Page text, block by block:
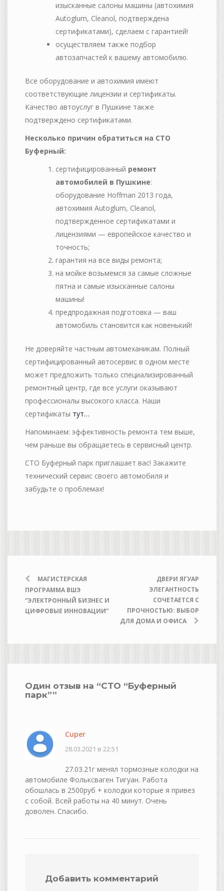
изысканные салоны машины (автохимия
Autoglum, Cleanol, подтверждена
сертификатами), сделаем с гарантией!
осуществляем также подбор
автозапчастей к вашему автомобилю.
Все оборудование и автохимия имеют
соответствующие лицензии и сертификаты.
Качество автоуслуг в Пушкине также
подтверждено сертификатами.
Несколько причин обратиться на СТО
Буферный:
сертифицированный ремонт
автомобилей в Пушкине:
оборудование Hoffman 2013 года,
автохимия Autoglum, Cleanol,
подтвержденное сертификатами и
лицензиями — европейское качество и
точность;
гарантия на все виды ремонта;
на мойке возьмемся за самые сложные
пятна и самые изысканные салоны
машины!
предпродажная подготовка — ваш
автомобиль становится как новенький!
Не доверяйте частным автомеханикам. Полный
сертифицированный автосервис в одном месте
может предложить только специализированный
ремонтный центр, где все услуги оказывают
профессионалы высокого класса. Наши
сертификаты тут…
Напоминаем: эффективность ремонта тем выше,
чем раньше вы обращаетесь в сервисный центр.
СТО Буферный парк приглашает вас! Закажите
технический сервис своего автомобиля и
забудьте о проблемах!
МАГИСТЕРСКАЯ
ПРОГРАММА ВШЭ
“ЭЛЕКТРОННЫЙ БИЗНЕС И
ЦИФРОВЫЕ ИННОВАЦИИ”
ДВЕРИ ЯГУАР
ЭЛЕГАНТНОСТЬ
СОЧЕТАЕТСЯ С
ПРОЧНОСТЬЮ: ВЫБОР
ДЛЯ ДОМА И ОФИСА
Один отзыв на “СТО “Буферный
парк””
Cuper
28.03.2021 в 22:51
27.03.21г менял тормозные колодки на
автомобиле Фольксваген Тигуан. Работа
обошлась в 2500руб + колодки которые я привез
с собой. Всей работы на 40 минут. Очень
доволен. Спасибо.
Добавить комментарий